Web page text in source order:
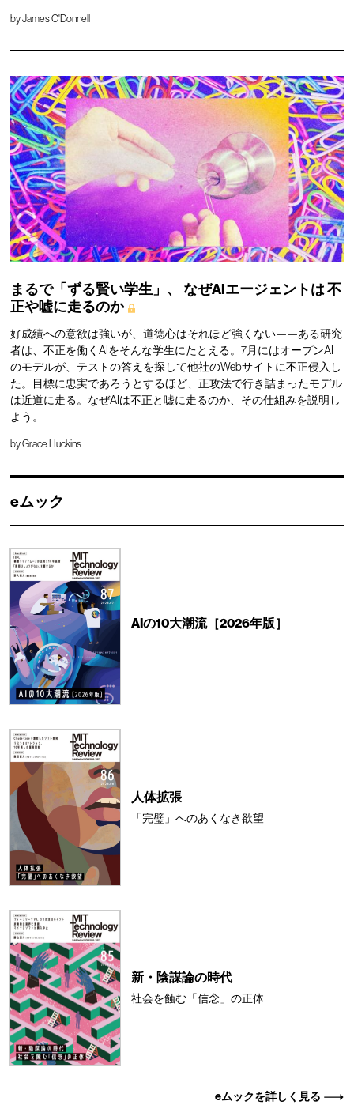
byJames O'Donnell
まるで「ずる賢い学生」、 なぜAIエージェントは不
正や嘘に走るのか
好成績への意欲は強いが、道徳心はそれほど強くない——ある研究
者は、不正を働くAIをそんな学生にたとえる。7月にはオープンAI
のモデルが、テストの答えを探して他社のWebサイトに不正侵入し
た。目標に忠実であろうとするほど、正攻法で行き詰まったモデル
は近道に走る。なぜAIは不正と嘘に走るのか、その仕組みを説明し
よう。
byGrace Huckins
eムック
AIの10大潮流［2026年版］
人体拡張
「完璧」へのあくなき欲望
新・陰謀論の時代
社会を蝕む「信念」の正体
eムックを詳しく見る